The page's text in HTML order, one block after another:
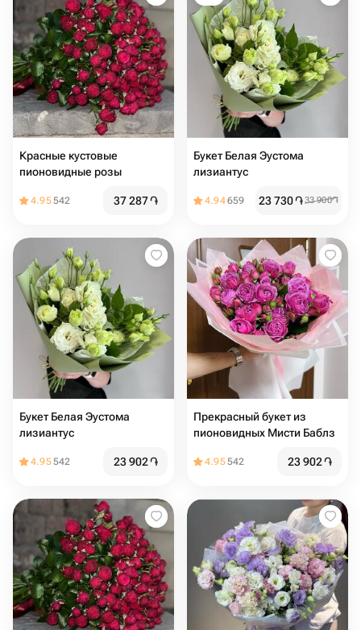
Красные кустовые
пионовидные розы
4.95542 37 287֏
Букет Белая Эустома
лизиантус
4.94659 23 730֏33 900֏
Букет Белая Эустома
лизиантус
4.95542 23 902֏
Прекрасный букет из
пионовидных Мисти Баблз
4.95542 23 902֏